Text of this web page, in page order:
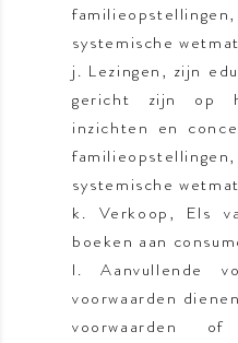
systemische
j. Lezingen, zijn
gericht zijn op
inzichten en
systemische
k. Verkoop, Els
boeken aan
l. Aanvullende
voorwaarden
voorwaarden